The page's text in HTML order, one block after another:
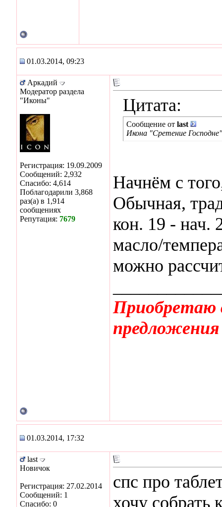
01.03.2014, 09:23
Аркадий
Модератор раздела
"Иконы"
Регистрация: 19.09.2009
Сообщений: 2,932
Спасибо: 4,614
Поблагодарили 3,868
раз(а) в 1,914
сообщениях
Репутация: 7679
Цитата:
Сообщение от last
Икона "Сретение
Начнём с
Обычная,
кон. 19 - нач.
масло/
можно
Приобретаю
01.03.2014, 17:32
last
Новичок
Регистрация: 27.02.2014
Сообщений: 1
Спасибо: 0
спс про
хочу